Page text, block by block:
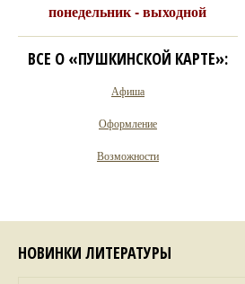
понедельник - выходной
ВСЕ О «ПУШКИНСКОЙ КАРТЕ»:
Афиша
Оформление
Возможности
НОВИНКИ ЛИТЕРАТУРЫ